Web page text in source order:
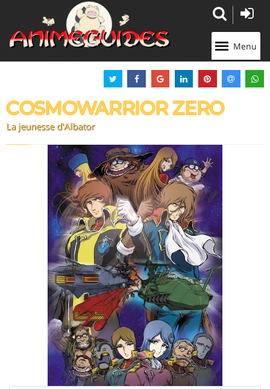
Menu
COSMOWARRIOR ZERO
La jeunesse d'Albator
Panneau de gestion des cookies